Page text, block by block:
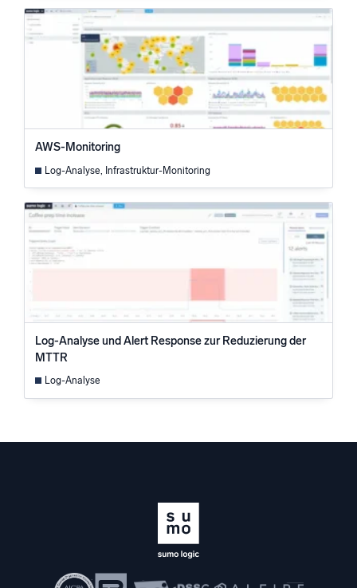
AWS-Monitoring
Log-Analyse, Infrastruktur-Monitoring
Log-Analyse und Alert Response zur Reduzierung der
MTTR
Log-Analyse